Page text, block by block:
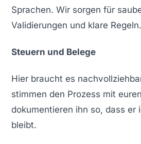
Sprachen. Wir sorgen für
Validierungen und klare Regeln.
Steuern und Belege
Hier braucht es
stimmen den Prozess mit
dokumentieren ihn so, dass er
bleibt.